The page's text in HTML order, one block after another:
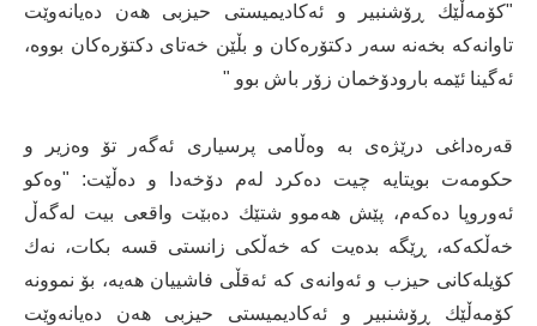
"كۆمه‌ڵێك ڕۆشنبیر و ئه‌كادیمیستی حیزبی هه‌ن ده‌یانه‌وێت
تاوانه‌كه‌ بخه‌نه‌ سه‌ر دكتۆره‌كان و بڵێن خه‌تای دكتۆره‌كان بووه،‌
ئه‌گینا ئێمه‌ بارودۆخمان زۆر باش بوو "
قه‌ره‌داغی درێژه‌ی به ‌وه‌ڵامی پرسیاری ئه‌گه‌ر تۆ وه‌زیر و
حكومه‌ت بویتایه‌ چیت ده‌كرد له‌م دۆخه‌دا و ده‌ڵێت: "وه‌كو
ئه‌وروپا ده‌كه‌م، پێش هه‌موو شتێك ده‌بێت واقعی بیت له‌گه‌ڵ
خه‌ڵكه‌كه‌، ڕێگه‌ بده‌یت كه‌ خه‌ڵكی زانستی قسه‌ بكات، نه‌ك
كۆیله‌كانی حیزب و ئه‌وانه‌ی كه‌ ئه‌قڵی فاشییان هه‌یه‌، بۆ نموونه‌
كۆمه‌ڵێك ڕۆشنبیر و ئه‌كادیمیستی حیزبی هه‌ن ده‌یانه‌وێت